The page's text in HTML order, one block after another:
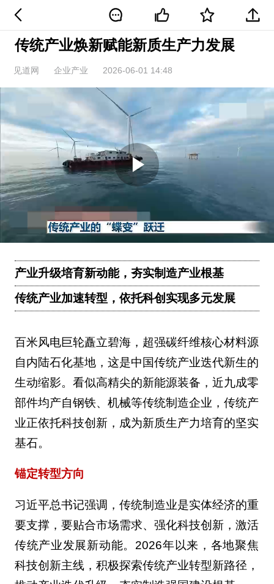
传统产业焕新赋能新质生产力发展
见道网 企业产业 2026-06-01 14:48
Play
Video
产业升级培育新动能，夯实制造产业根基
传统产业加速转型，依托科创实现多元发展
百米风电巨轮矗立碧海，超强碳纤维核心材料源
自内陆石化基地，这是中国传统产业迭代新生的
生动缩影。看似高精尖的新能源装备，近九成零
部件均产自钢铁、机械等传统制造企业，传统产
业正依托科技创新，成为新质生产力培育的坚实
基石。
锚定转型方向
习近平总书记强调，传统制造业是实体经济的重
要支撑，要贴合市场需求、强化科技创新，激活
传统产业发展新动能。2026年以来，各地聚焦
科技创新主线，积极探索传统产业转型新路径，